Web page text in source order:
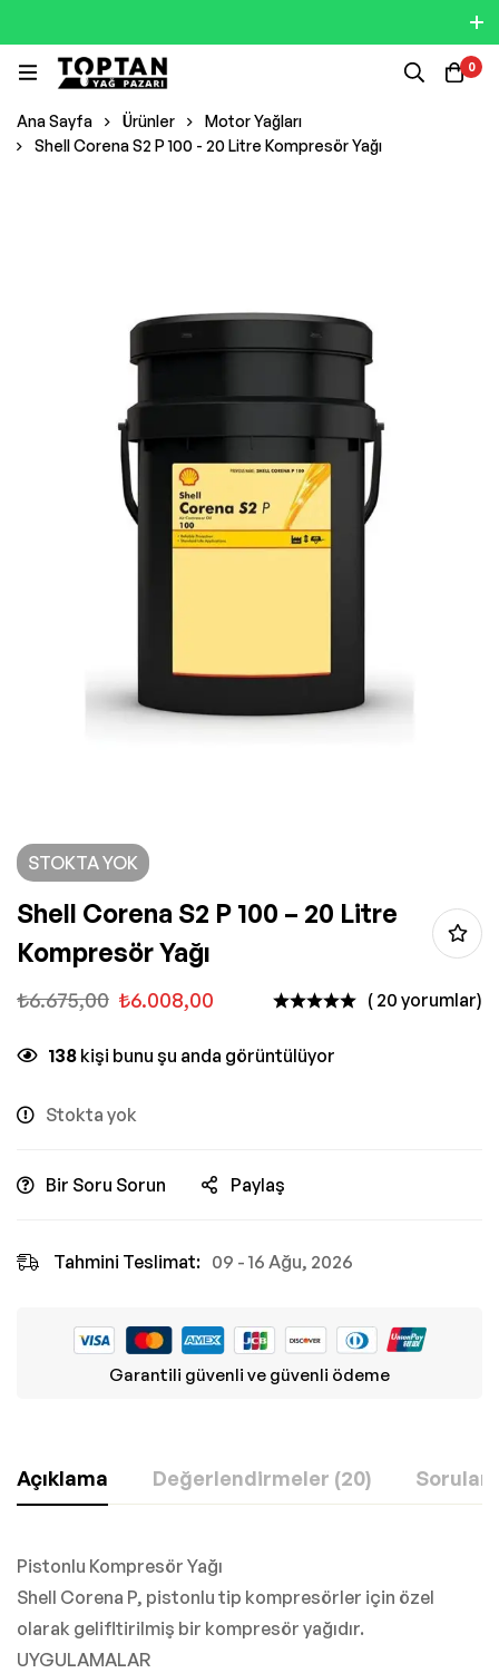
0
Ana Sayfa Ürünler
Motor Yağları
Shell Corena S2 P 100 - 20 Litre Kompresör Yağı
STOKTA YOK
Shell Corena S2 P 100 – 20 Litre
Kompresör Yağı
₺6.675,00 ₺6.008,00 ( 20 yorumlar)
138 kişi bunu şu anda görüntülüyor
Stokta yok
Bir Soru Sorun Paylaş
Tahmini Teslimat: 09 - 16 Ağu, 2026
Garantili güvenli ve güvenli ödeme
Açıklama Değerlendirmeler (20) Sorular
Pistonlu Kompresör Yağı
Shell Corena P, pistonlu tip kompresörler için özel
olarak gelifltirilmiş bir kompresör yağıdır.
UYGULAMALAR